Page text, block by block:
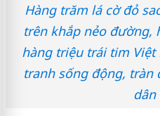
Hàng trăm lá cờ đỏ
trên khắp nẻo đường,
hàng triệu trái tim
tranh sống động, tràn
dân